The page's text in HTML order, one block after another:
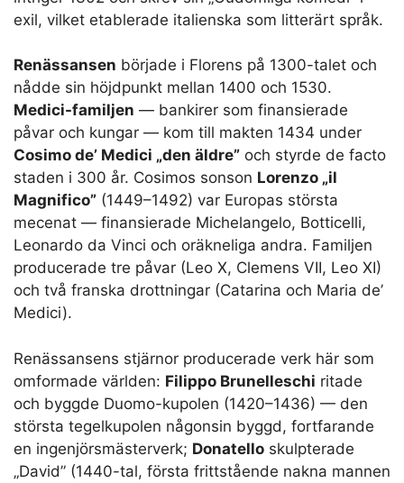
exil, vilket etablerade italienska som litterärt språk.
Renässansen började i Florens på 1300-talet och
nådde sin höjdpunkt mellan 1400 och 1530.
Medici-familjen — bankirer som finansierade
påvar och kungar — kom till makten 1434 under
Cosimo de’ Medici „den äldre” och styrde de facto
staden i 300 år. Cosimos sonson Lorenzo „il
Magnifico” (1449–1492) var Europas största
mecenat — finansierade Michelangelo, Botticelli,
Leonardo da Vinci och oräkneliga andra. Familjen
producerade tre påvar (Leo X, Clemens VII, Leo XI)
och två franska drottningar (Catarina och Maria de’
Medici).
Renässansens stjärnor producerade verk här som
omformade världen: Filippo Brunelleschi ritade
och byggde Duomo-kupolen (1420–1436) — den
största tegelkupolen någonsin byggd, fortfarande
en ingenjörsmästerverk; Donatello skulpterade
„David” (1440-tal, första frittstående nakna mannen